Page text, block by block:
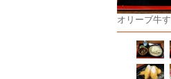
オリーブ牛